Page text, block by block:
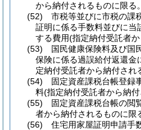
から納付されるものに限る
(52)
市税等並びに市税の課
証明に係る手数料並びに当
する費用(指定納付受託者
(53)
国民健康保険料及び国
保険に係る過誤給付返還金
定納付受託者から納付され
(54)
固定資産課税台帳登録
料(指定納付受託者から納
(55)
固定資産課税台帳の閲
者から納付されるものに限
(56)
住宅用家屋証明申請手